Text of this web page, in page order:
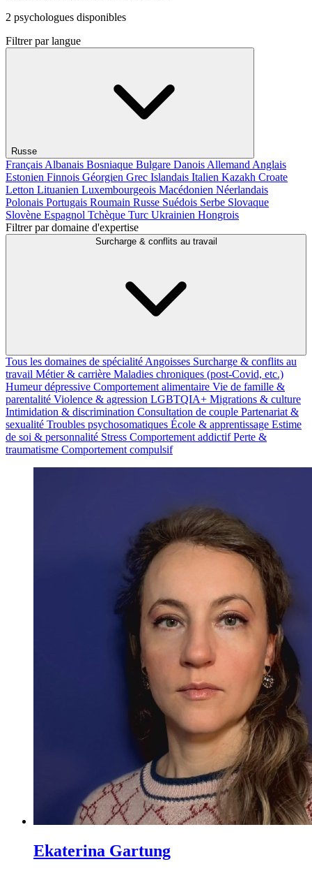
2 psychologues disponibles
Filtrer par langue
Russe
Français Albanais Bosniaque Bulgare Danois Allemand Anglais
Estonien Finnois Géorgien Grec Islandais Italien Kazakh Croate
Letton Lituanien Luxembourgeois Macédonien Néerlandais
Polonais Portugais Roumain Russe Suédois Serbe Slovaque
Slovène Espagnol Tchèque Turc Ukrainien Hongrois
Filtrer par domaine d'expertise
Surcharge & conflits au travail
Tous les domaines de spécialité Angoisses Surcharge & conflits au
travail Métier & carrière Maladies chroniques (post-Covid, etc.)
Humeur dépressive Comportement alimentaire Vie de famille &
parentalité Violence & agression LGBTQIA+ Migrations & culture
Intimidation & discrimination Consultation de couple Partenariat &
sexualité Troubles psychosomatiques École & apprentissage Estime
de soi & personnalité Stress Comportement addictifPerte &
traumatisme Comportement compulsif
Ekaterina Gartung